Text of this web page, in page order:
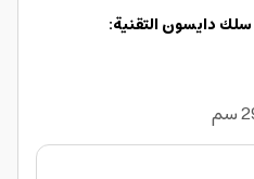
دايسون التقنية: